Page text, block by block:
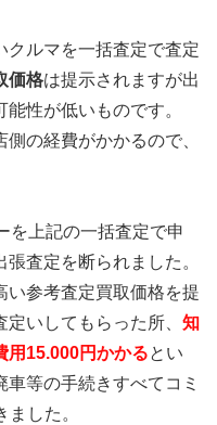
クルマを一括査定で査定
価格は提示されますが出
性が低いものです。
の経費がかかるので、
を上記の一括査定で申
査定を断られました。
い参考査定買取価格を提
いしてもらった所、 知
用15.000円かかるとい
等の手続きすべてコミ
した。